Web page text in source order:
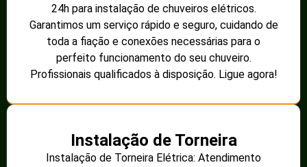
24h para instalação de chuveiros elétricos.
Garantimos um serviço rápido e seguro, cuidando de
toda a fiação e conexões necessárias para o
perfeito funcionamento do seu chuveiro.
Profissionais qualificados à disposição. Ligue agora!
Instalação de Torneira
Instalação de Torneira Elétrica: Atendimento